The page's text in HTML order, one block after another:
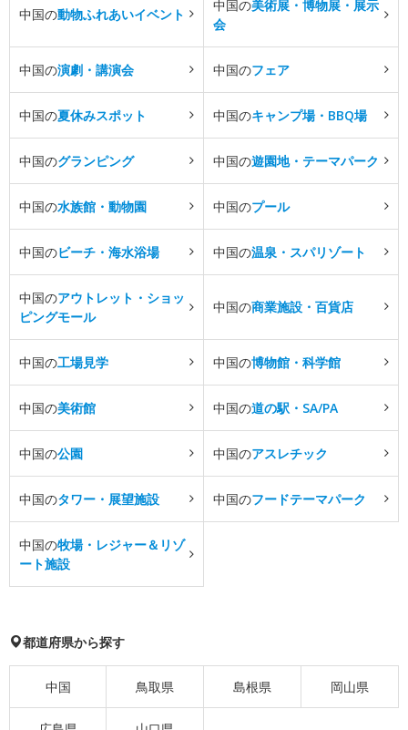
中国の動物ふれあいイベント
中国の美術展・博物展・展示
会
中国の演劇・講演会 中国のフェア
中国の夏休みスポット 中国のキャンプ場・BBQ場
中国のグランピング 中国の遊園地・テーマパーク
中国の水族館・動物園 中国のプール
中国のビーチ・海水浴場 中国の温泉・スパリゾート
中国のアウトレット・ショッ
ピングモール
中国の商業施設・百貨店
中国の工場見学 中国の博物館・科学館
中国の美術館 中国の道の駅・SA/PA
中国の公園 中国のアスレチック
中国のタワー・展望施設 中国のフードテーマパーク
中国の牧場・レジャー＆リゾ
ート施設
都道府県から探す
中国 鳥取県 島根県 岡山県